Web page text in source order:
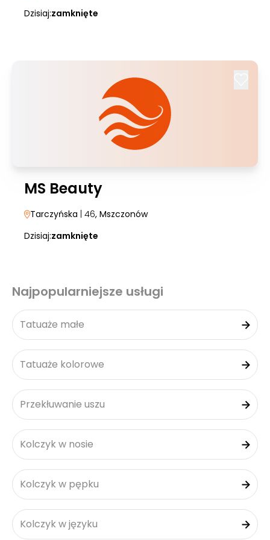
Dzisiaj:zamknięte
MS Beauty
Tarczyńska | 46, Mszczonów
Dzisiaj:zamknięte
Najpopularniejsze usługi
Tatuaże małe
Tatuaże kolorowe
Przekłuwanie uszu
Kolczyk w nosie
Kolczyk w pępku
Kolczyk w języku